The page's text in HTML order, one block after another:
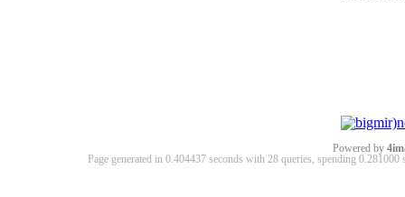
Powered by
Page generated in 0.404437 seconds with 28 queries, spending